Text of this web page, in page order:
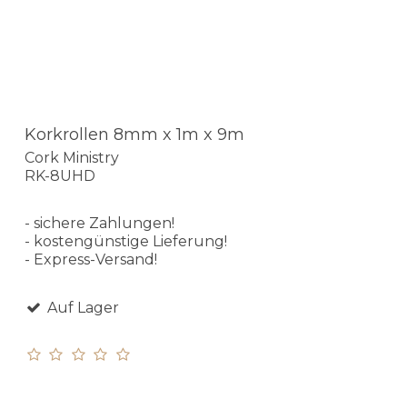
Korkrollen 8mm x 1m x 9m
Cork Ministry
RK-8UHD
- sichere Zahlungen!
- kostengünstige Lieferung!
- Express-Versand!
Auf Lager